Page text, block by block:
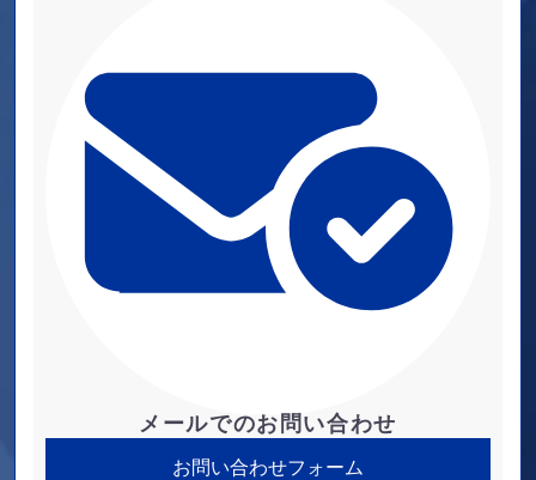
メールでのお問い合わせ
お問い合わせフォーム